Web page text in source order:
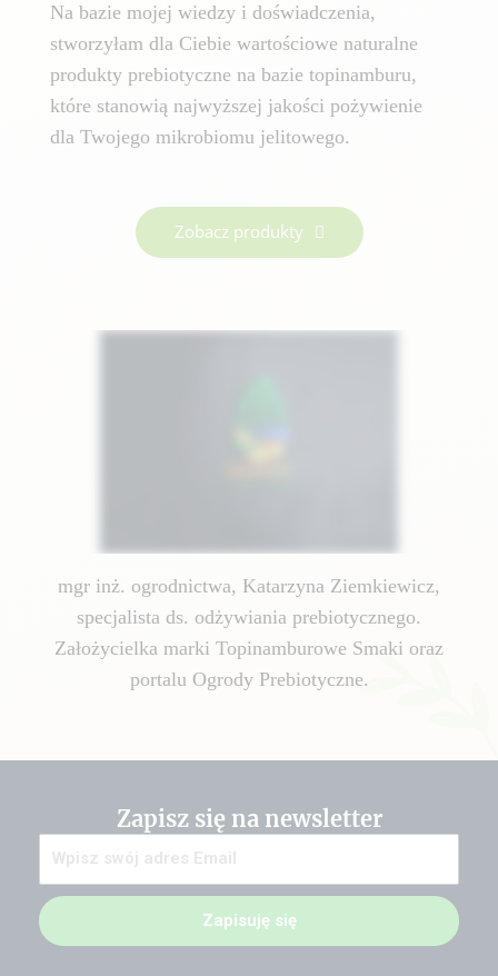
mgr inż. ogrodnictwa, Katarzyna Ziemkiewicz,
specjalista ds. odżywiania prebiotycznego.
Założycielka marki Topinamburowe Smaki oraz
portalu Ogrody Prebiotyczne.
Na bazie mojej wiedzy i doświadczenia,
stworzyłam dla Ciebie wartościowe naturalne
produkty prebiotyczne na bazie topinamburu,
które stanowią najwyższej jakości pożywienie
dla Twojego mikrobiomu jelitowego.
Zobacz produkty
Zapisz się na newsletter
Zapisuję się